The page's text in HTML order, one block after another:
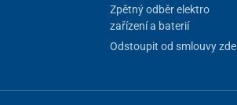
Zpětný odběr elektro
zařízení a baterií
Odstoupit od smlouvy zde